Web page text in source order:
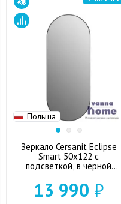
Польша
Зеркало Cersanit Eclipse
Smart 50x122 с
подсветкой, в черной
13 990 ₽